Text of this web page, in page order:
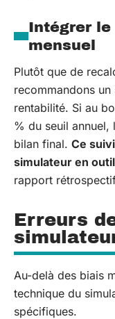
Intégrer
mensuel
Plutôt que de
recommandons
rentabilité. Si au
% du seuil annuel,
bilan final. Ce
simulateur en
rapport
Erreurs
Au-delà des biais
technique du
spécifiques.